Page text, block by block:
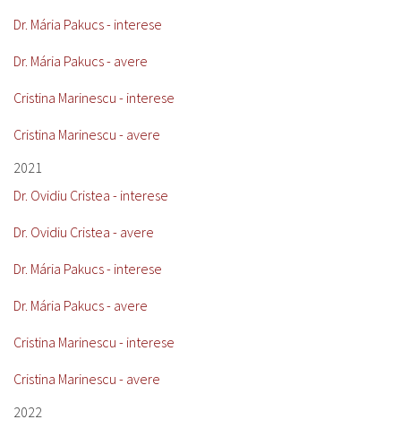
Dr. Mária Pakucs - interese
Dr. Mária Pakucs - avere
Cristina Marinescu - interese
Cristina Marinescu - avere
2021
Dr. Ovidiu Cristea - interese
Dr. Ovidiu Cristea - avere
Dr. Mária Pakucs - interese
Dr. Mária Pakucs - avere
Cristina Marinescu - interese
Cristina Marinescu - avere
2022